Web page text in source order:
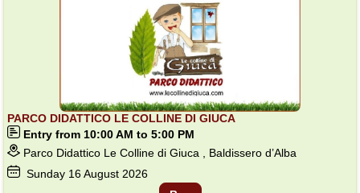
PARCO DIDATTICO LE COLLINE DI GIUCA
Entry from 10:00 AM to 5:00 PM
Parco Didattico Le Colline di Giuca , Baldissero d’Alba
Sunday 16August 2026